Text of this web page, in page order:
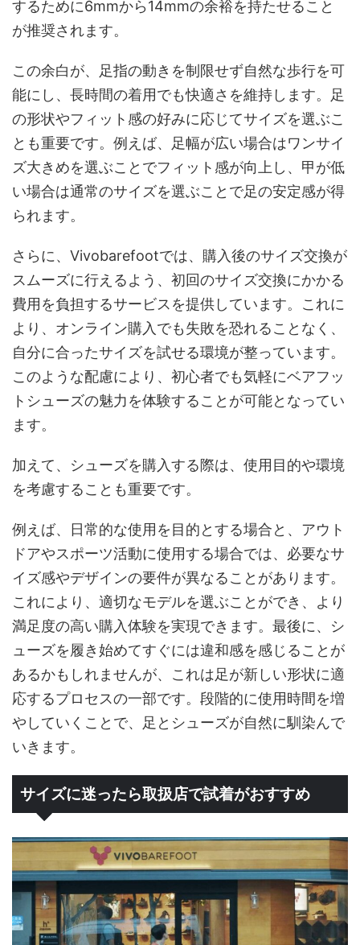
するために6mmから14mmの余裕を持たせること
が推奨されます。
この余白が、足指の動きを制限せず自然な歩行を可
能にし、長時間の着用でも快適さを維持します。足
の形状やフィット感の好みに応じてサイズを選ぶこ
とも重要です。例えば、足幅が広い場合はワンサイ
ズ大きめを選ぶことでフィット感が向上し、甲が低
い場合は通常のサイズを選ぶことで足の安定感が得
られます。
さらに、Vivobarefootでは、購入後のサイズ交換が
スムーズに行えるよう、初回のサイズ交換にかかる
費用を負担するサービスを提供しています。これに
より、オンライン購入でも失敗を恐れることなく、
自分に合ったサイズを試せる環境が整っています。
このような配慮により、初心者でも気軽にベアフッ
トシューズの魅力を体験することが可能となってい
ます。
加えて、シューズを購入する際は、使用目的や環境
を考慮することも重要です。
例えば、日常的な使用を目的とする場合と、アウト
ドアやスポーツ活動に使用する場合では、必要なサ
イズ感やデザインの要件が異なることがあります。
これにより、適切なモデルを選ぶことができ、より
満足度の高い購入体験を実現できます。最後に、シ
ューズを履き始めてすぐには違和感を感じることが
あるかもしれませんが、これは足が新しい形状に適
応するプロセスの一部です。段階的に使用時間を増
やしていくことで、足とシューズが自然に馴染んで
いきます。
サイズに迷ったら取扱店で試着がおすすめ